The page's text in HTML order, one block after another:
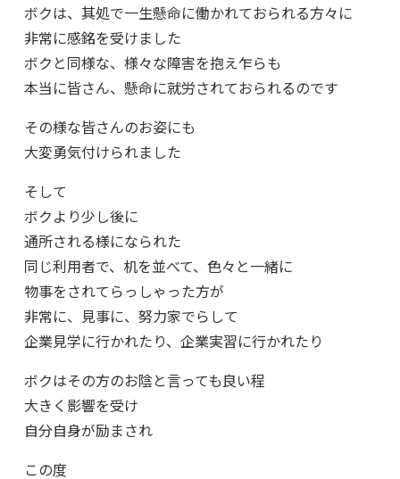
ボクは、其処で一生懸命に働かれておられる方々に
非常に感銘を受けました
ボクと同様な、様々な障害を抱え乍らも
本当に皆さん、懸命に就労されておられるのです
その様な皆さんのお姿にも
大変勇気付けられました
そして
ボクより少し後に
通所される様になられた
同じ利用者で、机を並べて、色々と一緒に
物事をされてらっしゃった方が
非常に、見事に、努力家でらして
企業見学に行かれたり、企業実習に行かれたり
ボクはその方のお陰と言っても良い程
大きく影響を受け
自分自身が励まされ
この度